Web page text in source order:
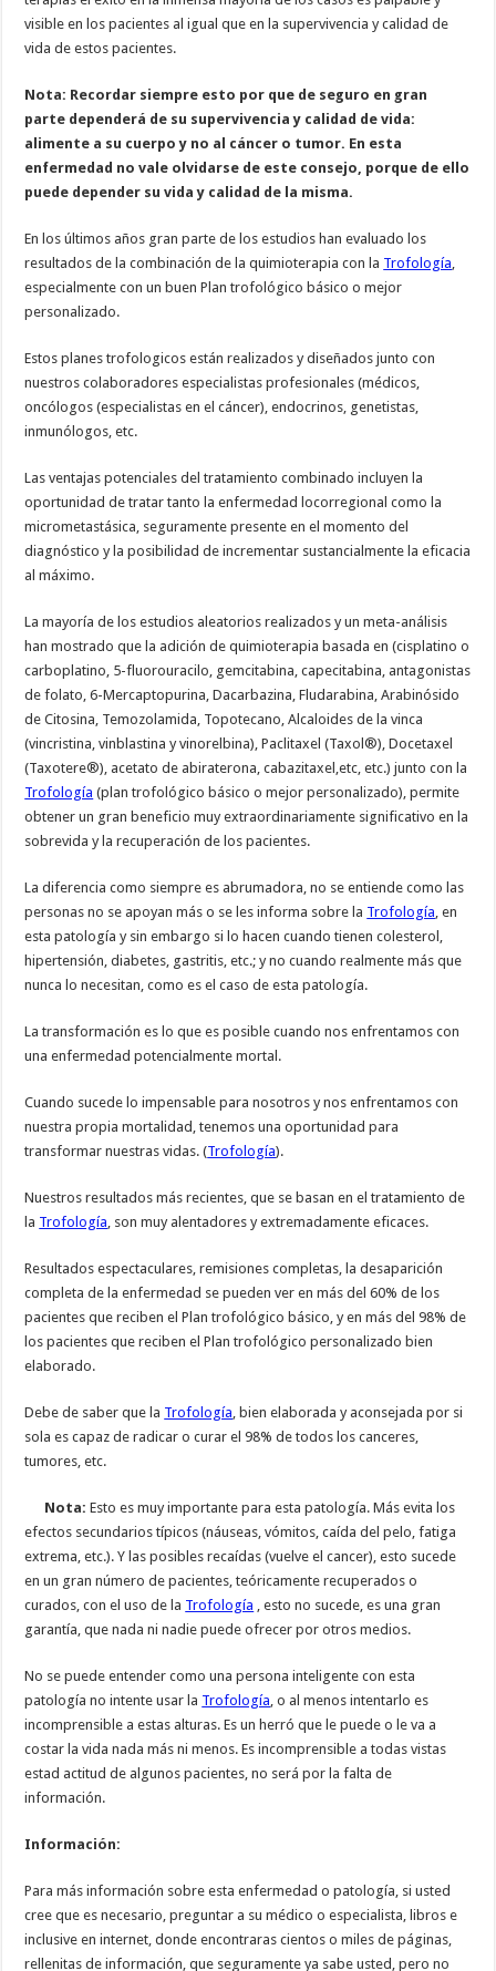
visible en los pacientes al igual que en la supervivencia y calidad de
vida de estos pacientes.
Nota: Recordar siempre esto por que de seguro en gran
parte dependerá de su supervivencia y calidad de vida:
alimente a su cuerpo y no al cáncer o tumor. En esta
enfermedad no vale olvidarse de este consejo, porque de ello
puede depender su vida y calidad de la misma.
En los últimos años gran parte de los estudios han evaluado los
resultados de la combinación de la quimioterapia con la Trofología
especialmente con un buen Plan trofológico básico o mejor
personalizado.
Estos planes trofologicos están realizados y diseñados junto con
nuestros colaboradores especialistas profesionales (médicos,
oncólogos (especialistas en el cáncer), endocrinos, genetistas,
inmunólogos, etc.
Las ventajas potenciales del tratamiento combinado incluyen la
oportunidad de tratar tanto la enfermedad locorregional como la
micrometastásica, seguramente presente en el momento del
diagnóstico y la posibilidad de incrementar sustancialmente la eficacia
al máximo.
La mayoría de los estudios aleatorios realizados y un meta-análisis
han mostrado que la adición de quimioterapia basada en (cisplatino o
carboplatino, 5-fluorouracilo, gemcitabina, capecitabina, antagonistas
de folato, 6-Mercaptopurina, Dacarbazina, Fludarabina, Arabinósido
de Citosina, Temozolamida, Topotecano, Alcaloides de la vinca
(vincristina, vinblastina y vinorelbina), Paclitaxel (Taxol®), Docetaxel
(Taxotere®), acetato de abiraterona, cabazitaxel,etc, etc.) junto con la
Trofología (plan trofológico básico o mejor personalizado), permite
obtener un gran beneficio muy extraordinariamente significativo en la
sobrevida y la recuperación de los pacientes.
La diferencia como siempre es abrumadora, no se entiende como las
personas no se apoyan más o se les informa sobre la Trofología , en
esta patología y sin embargo si lo hacen cuando tienen colesterol,
hipertensión, diabetes, gastritis, etc.; y no cuando realmente más que
nunca lo necesitan, como es el caso de esta patología.
La transformación es lo que es posible cuando nos enfrentamos con
una enfermedad potencialmente mortal.
Cuando sucede lo impensable para nosotros y nos enfrentamos con
nuestra propia mortalidad, tenemos una oportunidad para
transformar nuestras vidas. (Trofología).
Nuestros resultados más recientes, que se basan en el tratamiento de
la Trofología , son muy alentadores y extremadamente eficaces.
Resultados espectaculares, remisiones completas, la desaparición
completa de la enfermedad se pueden ver en más del 60% de los
pacientes que reciben el Plan trofológico básico, y en más del 98% de
los pacientes que reciben el Plan trofológico personalizado bien
elaborado.
Debe de saber que la Trofología , bien elaborada y aconsejada por si
sola es capaz de radicar o curar el 98% de todos los canceres,
tumores, etc.
Nota:Esto es muy importante para esta patología. Más evita los
efectos secundarios típicos (náuseas, vómitos, caída del pelo, fatiga
extrema, etc.). Y las posibles recaídas (vuelve el cancer), esto sucede
en un gran número de pacientes, teóricamente recuperados o
curados, con el uso de la Trofología , esto no sucede, es una gran
garantía, que nada ni nadie puede ofrecer por otros medios.
No se puede entender como una persona inteligente con esta
patología no intente usar la Trofología , o al menos intentarlo es
incomprensible a estas alturas. Es un herró que le puede o le va a
costar la vida nada más ni menos. Es incomprensible a todas vistas
estad actitud de algunos pacientes, no será por la falta de
información.
Información:
Para más información sobre esta enfermedad o patología, si usted
cree que es necesario, preguntar a su médico o especialista, libros e
inclusive en internet, donde encontraras cientos o miles de páginas,
rellenitas de información, que seguramente ya sabe usted, pero no